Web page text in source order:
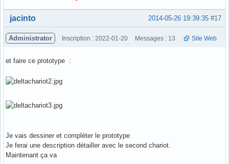
Hors ligne #17
2014-05-26 19:39:35
jacinto
Administrator Inscription : 2022-01-20 Messages : 13 Site Web
et faire ce prototype :
Je vais dessiner et compléter le prototype
Je ferai une description détailler avec le second chariot.
Maintenant ça va